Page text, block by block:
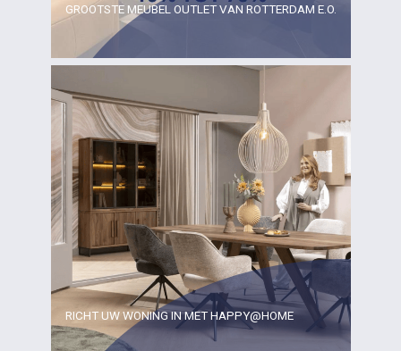
GROOTSTE MEUBEL OUTLET VAN ROTTERDAM E.O.
RICHT UW WONING IN MET HAPPY@HOME